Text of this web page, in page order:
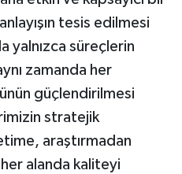
tesis edilmesi
yalnızca süreçlerin
zamanda her
güçlendirilmesi
stratejik
araştırmadan
alanda kaliteyi